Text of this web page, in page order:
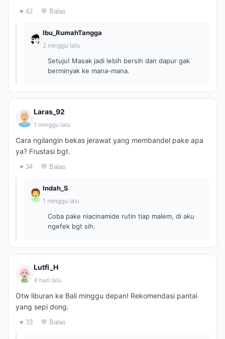
♥ 42 💬 Balas
Ibu_RumahTangga
2 minggu lalu
Setuju! Masak jadi lebih bersih dan dapur gak
berminyak ke mana-mana.
Laras_92
1 minggu lalu
Cara ngilangin bekas jerawat yang membandel pake apa
ya? Frustasi bgt.
♥ 34 💬 Balas
Indah_S
1 minggu lalu
Coba pake niacinamide rutin tiap malem, di aku
ngefek bgt sih.
Lutfi_H
4 hari lalu
Otw liburan ke Bali minggu depan! Rekomendasi pantai
yang sepi dong.
♥ 33 💬 Balas